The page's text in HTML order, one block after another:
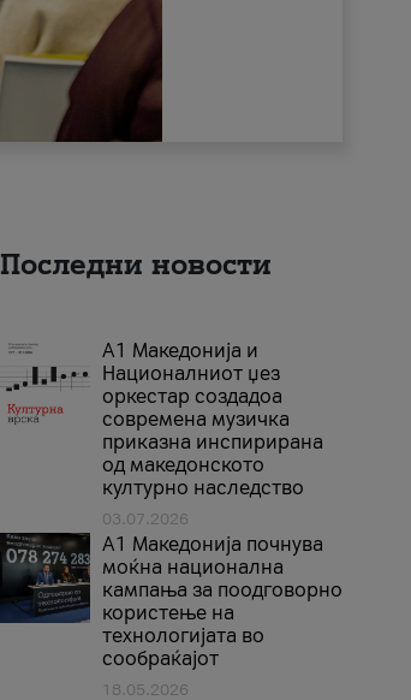
Последни новости
А1 Македонија и
Националниот џез
оркестар создадоа
современа музичка
приказна инспирирана
од македонското
културно наследство
03.07.2026
A1 Македонија почнува
моќна национална
кампања за поодговорно
користење на
технологијата во
сообраќајот
18.05.2026